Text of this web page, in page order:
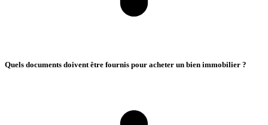
Quels documents doivent être fournis pour acheter un bien immobilier ?